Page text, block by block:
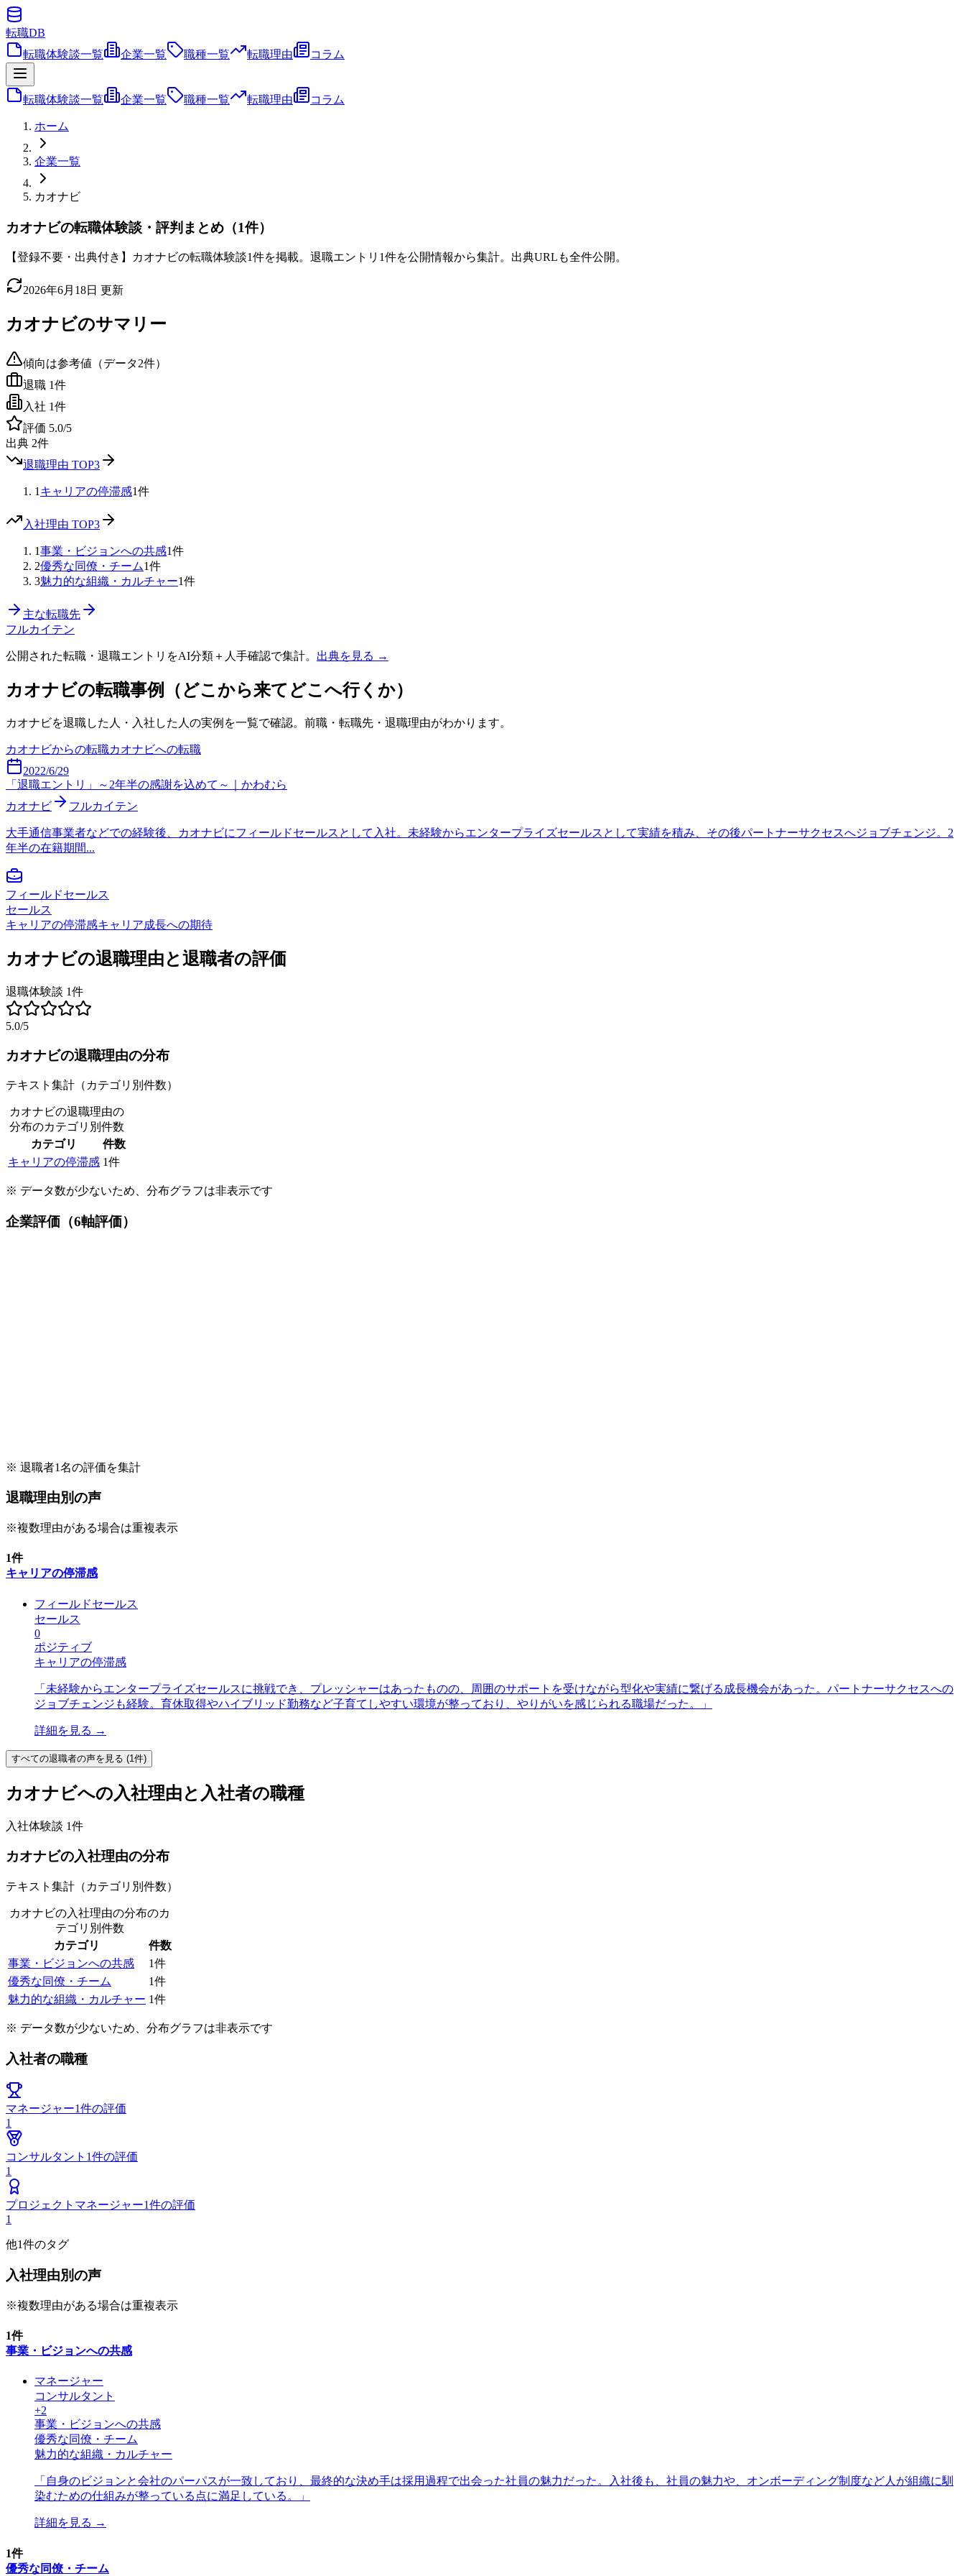
転職DB
転職体験談一覧
企業一覧 職種一覧 転職理由 コラム
転職体験談一覧 企業一覧 職種一覧 転職理由 コラム
ホーム
企業一覧
カオナビ
カオナビの転職体験談・評判まとめ（1件）
【登録不要・出典付き】カオナビの転職体験談1件を掲載。退職エントリ1件を公開情報から集計。出典URLも全件公開。
2026年6月18日 更新
カオナビのサマリー
傾向は参考値（データ2件）
退職 1件
入社 1件
評価 5.0/5
出典 2件
退職理由 TOP3
1 キャリアの停滞感1件
入社理由 TOP3
1事業・ビジョンへの共感1件
2優秀な同僚・チーム1件
3魅力的な組織・カルチャー1件
主な転職先
フルカイテン
公開された転職・退職エントリをAI分類＋人手確認で集計。 出典を見る →
カオナビの転職事例（どこから来てどこへ行くか）
カオナビを退職した人・入社した人の実例を一覧で確認。前職・転職先・退職理由がわかります。
カオナビからの転職カオナビへの転職
2022/6/29
「退職エントリ」～2年半の感謝を込めて～｜かわむら
カオナビ
フルカイテン
大手通信事業者などでの経験後、カオナビにフィールドセールスとして入社。未経験からエンタープライズセールスとして実績を積み、その後パートナーサクセスへジョブチェンジ。2
年半の在籍期間...
フィールドセールス
セールス
キャリアの停滞感キャリア成長への期待
カオナビの退職理由と退職者の評価
退職体験談 1件
5.0/5
カオナビの退職理由の分布
テキスト集計（カテゴリ別件数）
カオナビの退職理由の
分布のカテゴリ別件数
カテゴリ
件数
キャリアの停滞感 1件
※ データ数が少ないため、分布グラフは非表示です
企業評価（6軸評価）
※ 退職者1名の評価を集計
退職理由別の声
※複数理由がある場合は重複表示
1件
キャリアの停滞感
フィールドセールス
セールス
0
ポジティブ
キャリアの停滞感
「 未経験からエンタープライズセールスに挑戦でき、プレッシャーはあったものの、周囲のサポートを受けながら型化や実績に繋げる成長機会があった。パートナーサクセスへの
ジョブチェンジも経験。育休取得やハイブリッド勤務など子育てしやすい環境が整っており、やりがいを感じられる職場だった。
」
詳細を見る →
すべての退職者の声を見る (1件)
カオナビへの入社理由と入社者の職種
入社体験談 1件
カオナビの入社理由の分布
テキスト集計（カテゴリ別件数）
カオナビの入社理由の分布のカ
テゴリ別件数
カテゴリ
件数
事業・ビジョンへの共感
1件
優秀な同僚・チーム
1件
魅力的な組織・カルチャー 1件
※ データ数が少ないため、分布グラフは非表示です
入社者の職種
マネージャー1件の評価
1
コンサルタント 1件の評価
1
プロジェクトマネージャー1件の評価
1
他1件のタグ
入社理由別の声
※複数理由がある場合は重複表示
1件
事業・ビジョンへの共感
マネージャー
コンサルタント
+2
事業・ビジョンへの共感
優秀な同僚・チーム
魅力的な組織・カルチャー
「 自身のビジョンと会社のパーパスが一致しており、最終的な決め手は採用過程で出会った社員の魅力だった。入社後も、社員の魅力や、オンボーディング制度など人が組織に馴
染むための仕組みが整っている点に満足している。
」
詳細を見る →
1件
優秀な同僚・チーム